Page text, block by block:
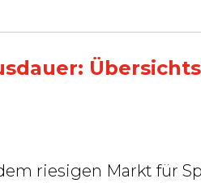
riesigen Markt für